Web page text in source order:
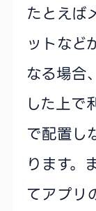
たとえば
ットなど
なる場合
した上で
で配置し
ります。
てアプリ